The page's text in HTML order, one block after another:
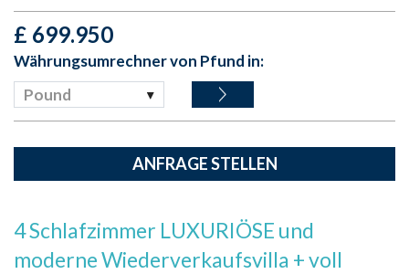
£ 699.950
Währungsumrechner von Pfund in:
Pound
ANFRAGE STELLEN
4 Schlafzimmer LUXURIÖSE und
moderne Wiederverkaufsvilla + voll